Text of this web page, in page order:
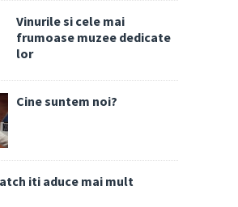
Vinurile si cele mai
frumoase muzee dedicate
lor
Cine suntem noi?
iti aduce mai mult